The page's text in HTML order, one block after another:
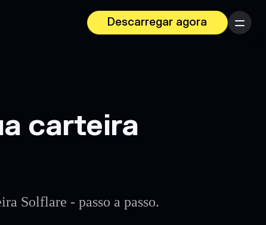
Descarregar agora
Menu
carteira
Solflare - passo a passo.